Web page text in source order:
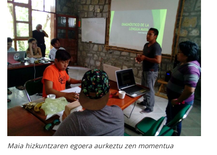
Maia hizkuntzaren egoera aurkeztu zen momentua